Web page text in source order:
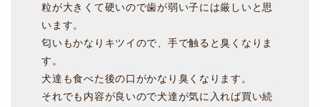
粒が大きくて硬いので歯が弱い子には厳しいと思
います。
匂いもかなりキツイので、手で触ると臭くなりま
す。
犬達も食べた後の口がかなり臭くなります。
それでも内容が良いので犬達が気に入れば買い続